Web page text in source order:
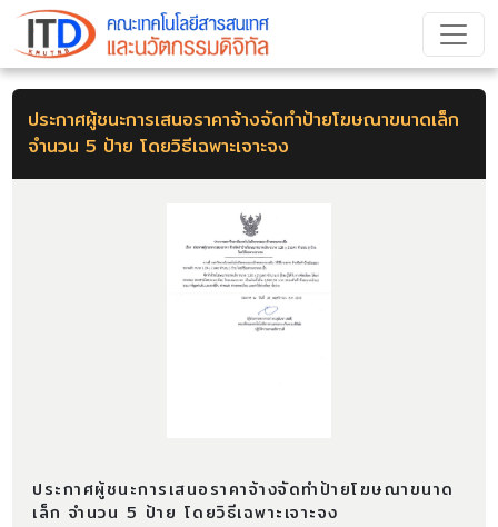
ประกาศผู้ชนะการเสนอราคาจ้างจัดทำป้ายโฆษณาขนาดเล็ก
จำนวน 5 ป้าย โดยวิธีเฉพาะเจาะจง
ประกาศผู้ชนะการเสนอราคาจ้างจัดทำป้ายโฆษณาขนาด
เล็ก จำนวน 5 ป้าย โดยวิธีเฉพาะเจาะจง